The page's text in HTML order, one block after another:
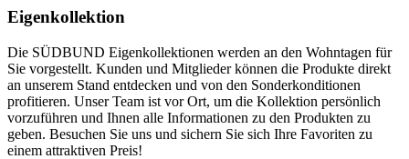
Eigenkollektion
Die SÜDBUND Eigenkollektionen werden an den Wohntagen für
Sie vorgestellt. Kunden und Mitglieder können die Produkte direkt
an unserem Stand entdecken und von den Sonderkonditionen
profitieren. Unser Team ist vor Ort, um die Kollektion persönlich
vorzuführen und Ihnen alle Informationen zu den Produkten zu
geben. Besuchen Sie uns und sichern Sie sich Ihre Favoriten zu
einem attraktiven Preis!